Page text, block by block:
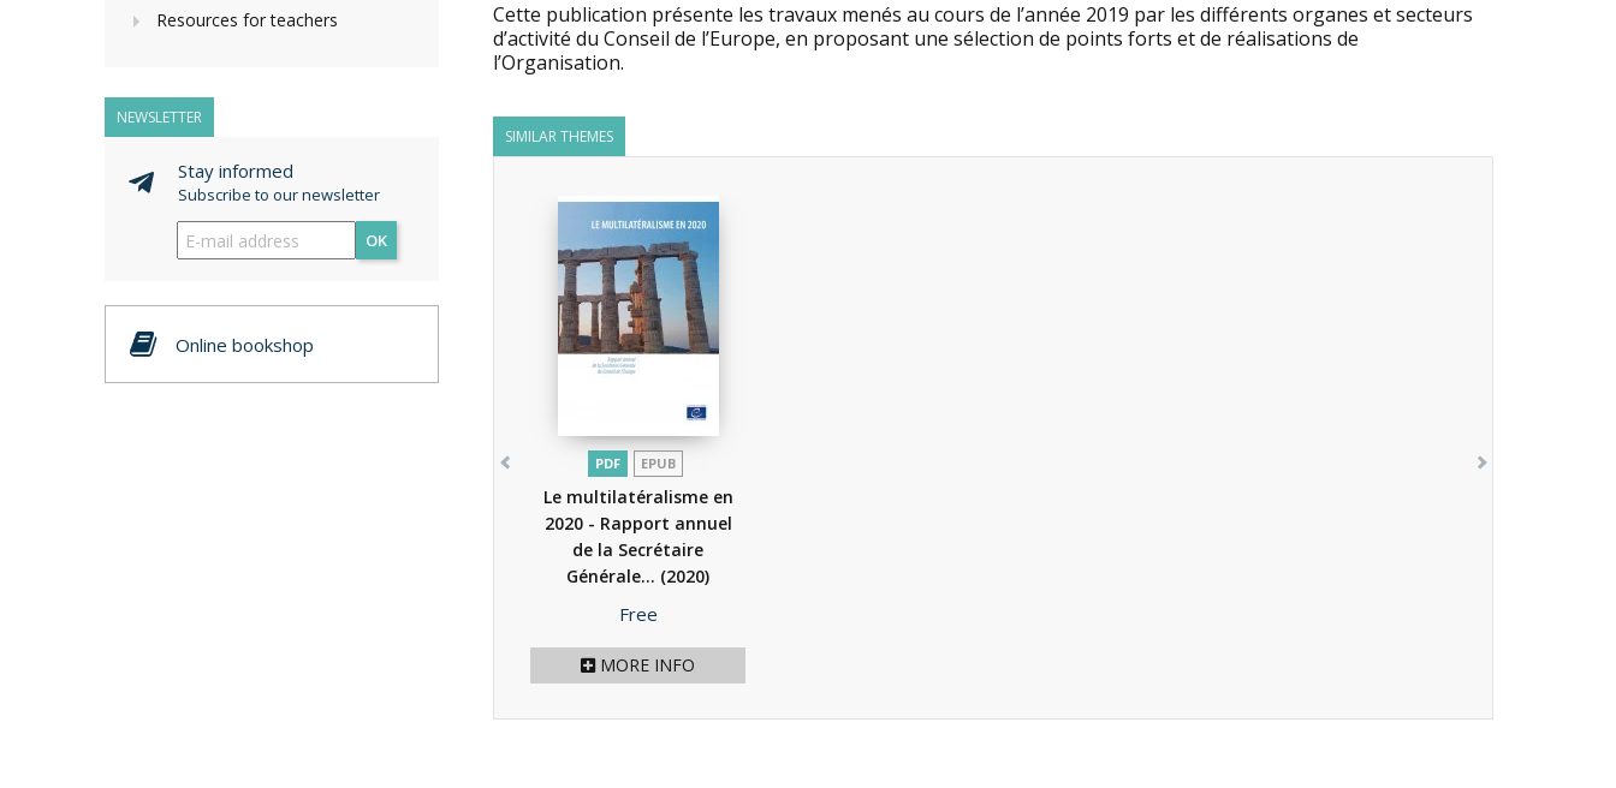
Resources for teachers
NEWSLETTER
Stay informed
Subscribe to our newsletter
OK
Online bookshop
Cette publication présente les travaux menés au cours de l’année 2019 par les différents organes et secteurs
d’activité du Conseil de l’Europe, en proposant une sélection de points forts et de réalisations de
l’Organisation.
SIMILAR THEMES
PDF EPUB
Le multilatéralisme en
2020 - Rapport annuel
de la Secrétaire
Générale... (2020)
Price
Free
MORE INFO